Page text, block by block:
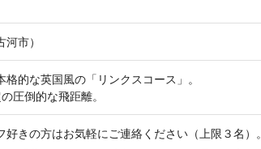
河市）
的な英国風の「リンクスコース」。
圧倒的な飛距離。
きの方はお気軽にご連絡ください（上限３名）。